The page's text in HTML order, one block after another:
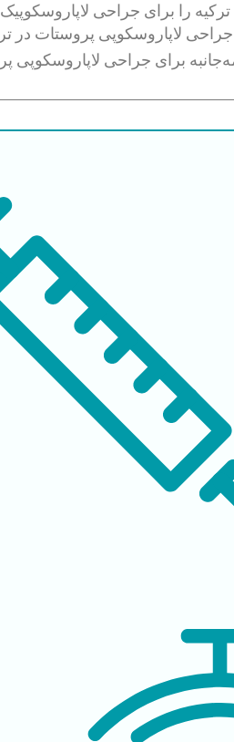
ترکیه را برای جراحی
جراحی لاپاروسکوپی پروستات در
برای جراحی لاپاروسکوپی